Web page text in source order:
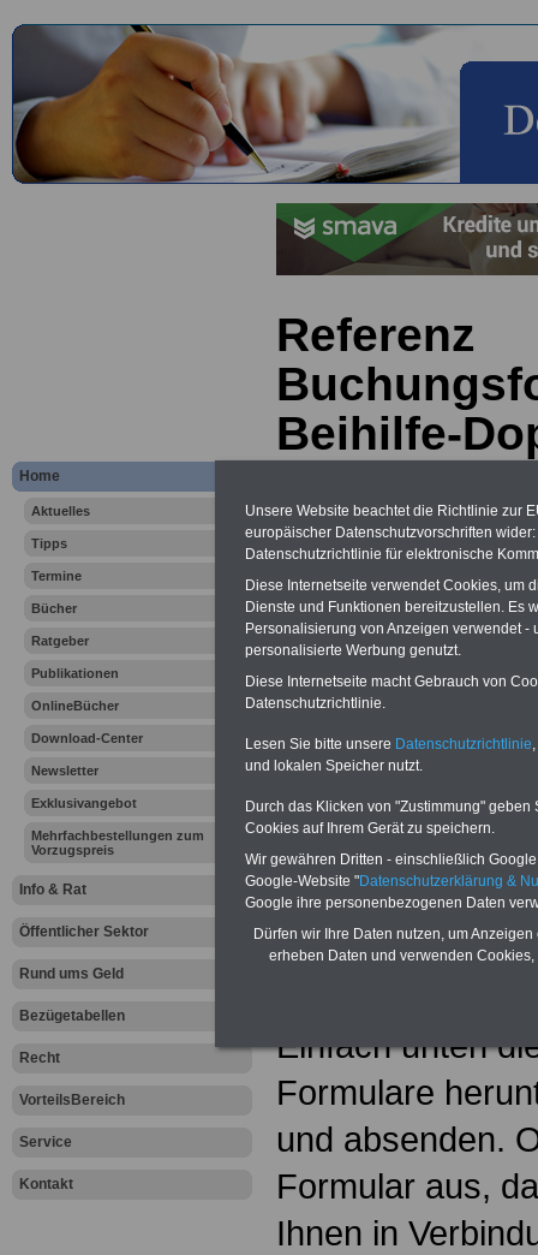
Home
Aktuelles
Tipps
Termine
Bücher
Ratgeber
Publikationen
OnlineBücher
Download-Center
Newsletter
Exklusivangebot
Mehrfachbestellungen zum
Vorzugspreis
Info & Rat
Öffentlicher Sektor
Rund ums Geld
Bezügetabellen
Recht
VorteilsBereich
Service
Kontakt
Referenz
Beihilfe-
Für nur160,00
Kliniken oder
Bucheintrag &
eintragen. Die
Buch
Einfach unten
Formulare
und absenden.
Formular aus,
Ihnen in
Unsere Website beachtet die Richtlinie zur
europäischer Datenschutzvorschriften
Datenschutzrichtlinie für elektronische
Diese Internetseite verwendet Cookies, um
Dienste und Funktionen bereitzustellen. Es
Personalisierung von Anzeigen verwendet
personalisierte Werbung genutzt.
Diese Internetseite macht Gebrauch von
Datenschutzrichtlinie.
Lesen Sie bitte unsere Datenschutzrichtlinie
und lokalen Speicher nutzt.
Durch das Klicken von "Zustimmung"
Cookies auf Ihrem Gerät zu speichern.
Wir gewähren Dritten - einschließlich
Google-Website "Datenschutzerklärung &
Google ihre personenbezogenen Daten
Dürfen wir Ihre Daten nutzen, um
erheben Daten und verwenden